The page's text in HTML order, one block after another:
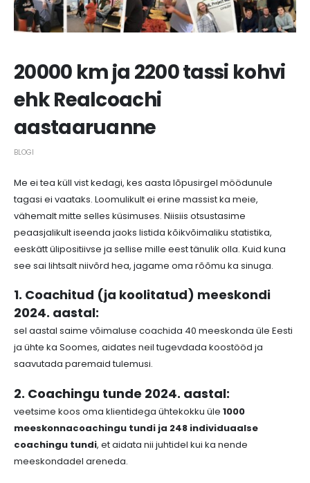
20000 km ja 2200 tassi kohvi
ehk Realcoachi
aastaaruanne
BLOGI
Me ei tea küll vist kedagi, kes aasta lõpusirgel möödunule
tagasi ei vaataks. Loomulikult ei erine massist ka meie,
vähemalt mitte selles küsimuses. Niisiis otsustasime
peaasjalikult iseenda jaoks listida kõikvõimaliku statistika,
eeskätt ülipositiivse ja sellise mille eest tänulik olla. Kuid kuna
see sai lihtsalt niivõrd hea, jagame oma rõõmu ka sinuga.
1. Coachitud (ja koolitatud) meeskondi
2024. aastal:
sel aastal saime võimaluse coachida 40 meeskonda üle Eesti
ja ühte ka Soomes, aidates neil tugevdada koostööd ja
saavutada paremaid tulemusi.
2. Coachingu tunde 2024. aastal:
veetsime koos oma klientidega ühtekokku üle 1000
meeskonnacoachingu tundi ja 248 individuaalse
coachingu tundi, et aidata nii juhtidel kui ka nende
meeskondadel areneda.